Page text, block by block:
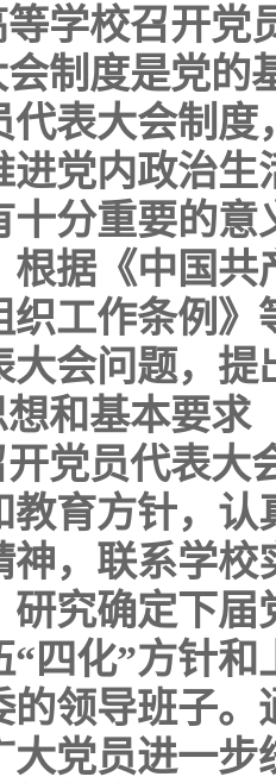
等学校召开党
制度是党的
代表大会制
进党内政治
十分重要的
根据《中国
织工作条例
大会问题，提
和基本要求
党员代表大
教育方针，
神，联系学
研究确定下
“四化”方针
的领导班子
大党员进一